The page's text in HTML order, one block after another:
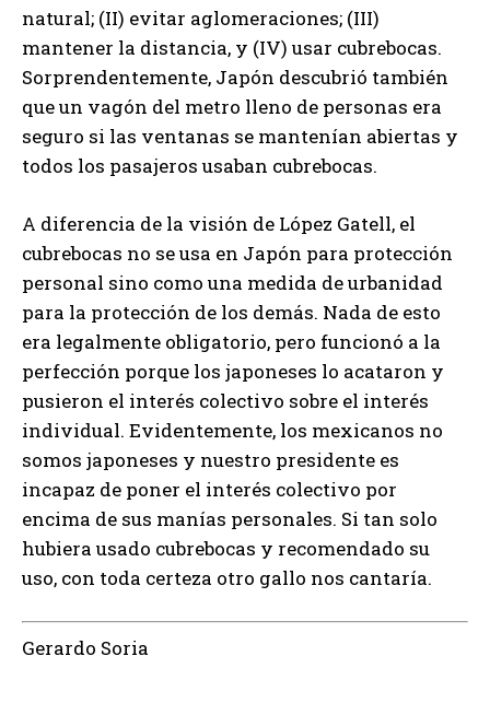
natural; (II) evitar aglomeraciones; (III)
mantener la distancia, y (IV) usar cubrebocas.
Sorprendentemente, Japón descubrió también
que un vagón del metro lleno de personas era
seguro si las ventanas se mantenían abiertas y
todos los pasajeros usaban cubrebocas.
A diferencia de la visión de López Gatell, el
cubrebocas no se usa en Japón para protección
personal sino como una medida de urbanidad
para la protección de los demás. Nada de esto
era legalmente obligatorio, pero funcionó a la
perfección porque los japoneses lo acataron y
pusieron el interés colectivo sobre el interés
individual. Evidentemente, los mexicanos no
somos japoneses y nuestro presidente es
incapaz de poner el interés colectivo por
encima de sus manías personales. Si tan solo
hubiera usado cubrebocas y recomendado su
uso, con toda certeza otro gallo nos cantaría.
Gerardo Soria